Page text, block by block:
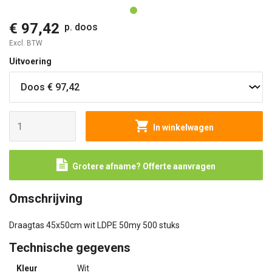
€ 97,42 p. doos
Excl. BTW
Uitvoering
In winkelwagen
Grotere afname? Offerte aanvragen
Omschrijving
Draagtas 45x50cm wit LDPE 50my 500 stuks
Technische gegevens
Kleur Wit